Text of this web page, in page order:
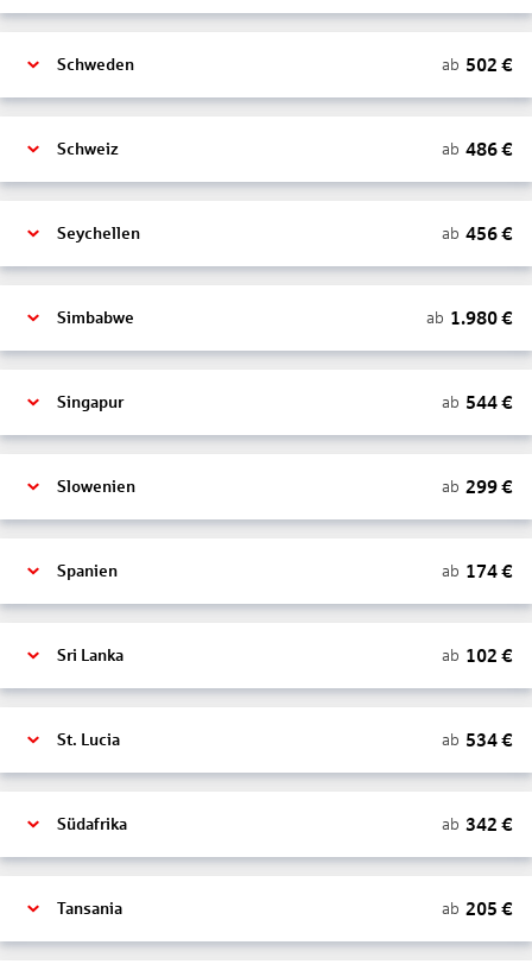
Schweden ab 502 €
Schweiz ab 486€
Seychellen ab 456€
Simbabwe ab 1.980€
Singapur ab 544€
Slowenien ab 299€
Spanien ab 174€
Sri Lanka ab 102 €
St. Lucia ab 534€
Südafrika ab 342 €
Tansania ab 205 €